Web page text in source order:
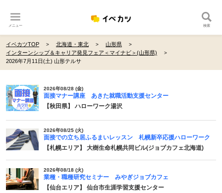
メニュー 検索
イベカツTOP 北海道・東北
山形県
インターンシップ＆キャリア発見フェア＜マイナビ＞(山形県)
2026年7月11日(土) 山形テルサ
2026年08/28 (金)
面接マナー講座 あきた就職活動支援センター
【秋田県】 ハローワーク湯沢
2026年08/25 (火)
面接での立ち居ふるまいレッスン 札幌新卒応援ハローワーク
【札幌エリア】 大樹生命札幌共同ビル(ジョブカフェ北海道)
2026年08/18 (火)
業種・職種研究セミナー みやぎジョブカフェ
【仙台エリア】 仙台市生涯学習支援センター